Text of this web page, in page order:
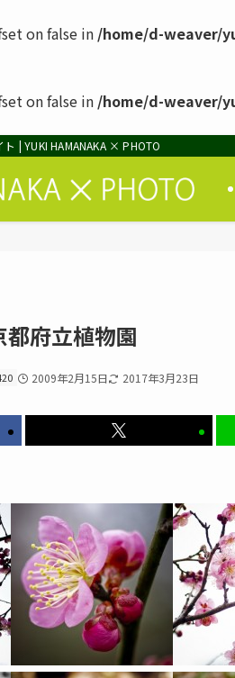
on false in /home/d-weaver/
on false in /home/d-weaver/
| YUKI HAMANAKA × PHOTO
都府立植物園
2009年2月15日 2017年3月23日